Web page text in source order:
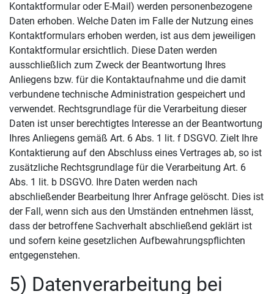
Kontaktformular oder E-Mail) werden personenbezogene
Daten erhoben. Welche Daten im Falle der Nutzung eines
Kontaktformulars erhoben werden, ist aus dem jeweiligen
Kontaktformular ersichtlich. Diese Daten werden
ausschließlich zum Zweck der Beantwortung Ihres
Anliegens bzw. für die Kontaktaufnahme und die damit
verbundene technische Administration gespeichert und
verwendet. Rechtsgrundlage für die Verarbeitung dieser
Daten ist unser berechtigtes Interesse an der Beantwortung
Ihres Anliegens gemäß Art. 6 Abs. 1 lit. f DSGVO. Zielt Ihre
Kontaktierung auf den Abschluss eines Vertrages ab, so ist
zusätzliche Rechtsgrundlage für die Verarbeitung Art. 6
Abs. 1 lit. b DSGVO. Ihre Daten werden nach
abschließender Bearbeitung Ihrer Anfrage gelöscht. Dies ist
der Fall, wenn sich aus den Umständen entnehmen lässt,
dass der betroffene Sachverhalt abschließend geklärt ist
und sofern keine gesetzlichen Aufbewahrungspflichten
entgegenstehen.
5) Datenverarbeitung bei